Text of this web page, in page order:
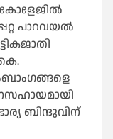
പാറവയല്‍
ബിന്ദുവിന്